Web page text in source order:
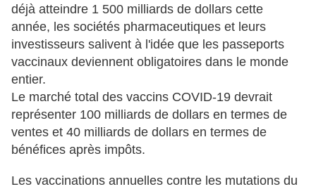
déjà atteindre 1 500 milliards de dollars cette
année, les sociétés pharmaceutiques et leurs
investisseurs salivent à l'idée que les passeports
vaccinaux deviennent obligatoires dans le monde
entier.
Le marché total des vaccins COVID-19 devrait
représenter 100 milliards de dollars en termes de
ventes et 40 milliards de dollars en termes de
bénéfices après impôts.
Les vaccinations annuelles contre les mutations du